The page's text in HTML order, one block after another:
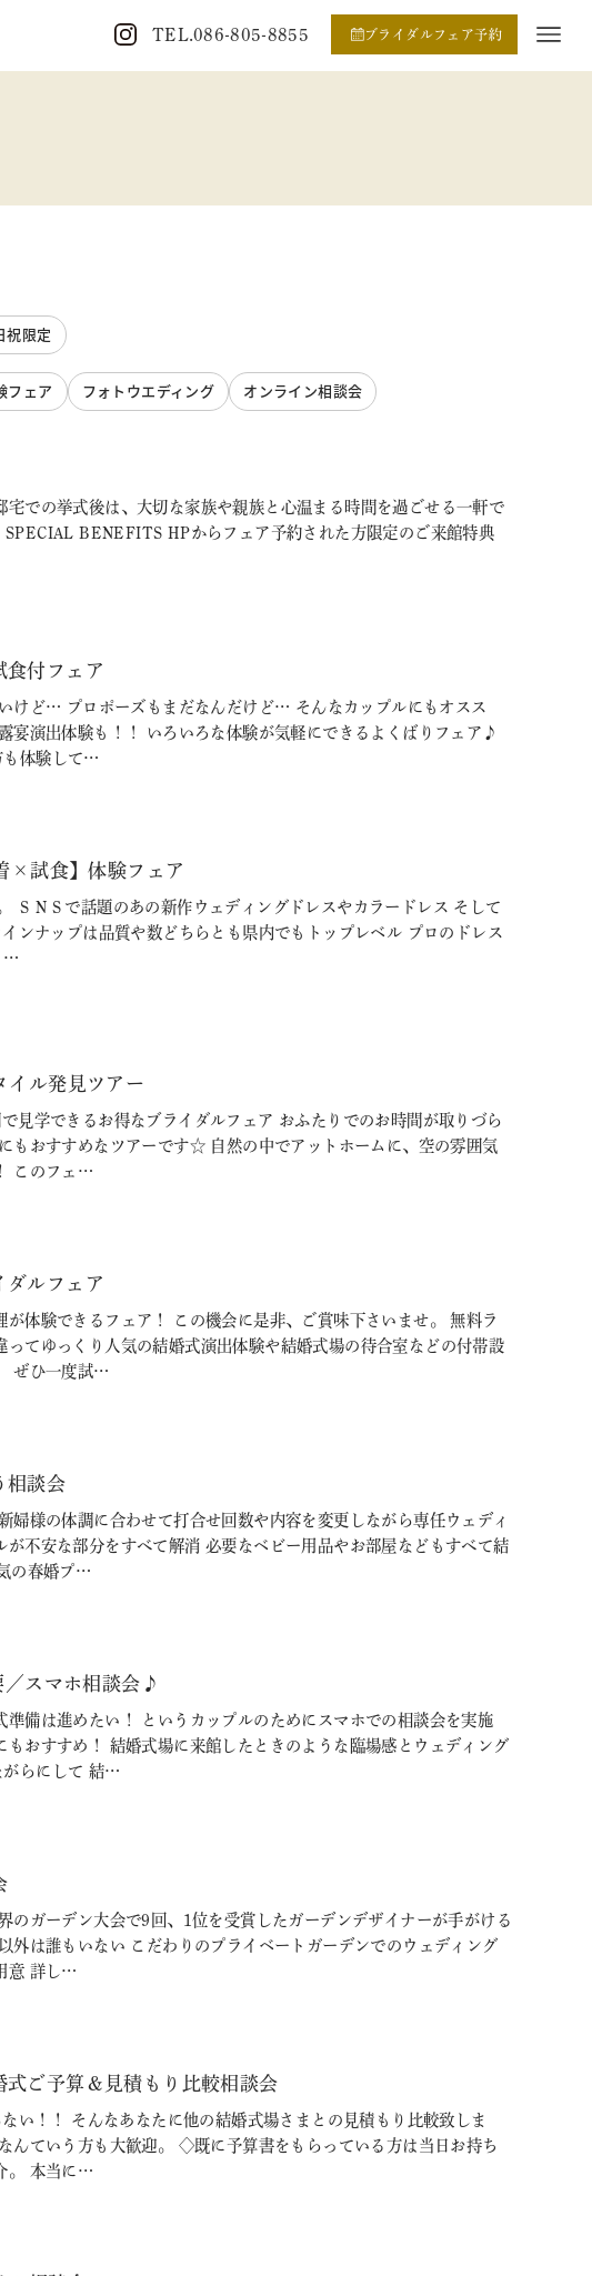
TEL.086-805-8855 ブライダルフェア予約
祝限定
フェア フォトウエディング オンライン相談会
での挙式後は、大切な家族や親族と心温まる時間を過ごせる一軒で
BENEFITS HPからフェア予約された方限定のご来館特典
食付フェア
けど… プロポーズもまだなんだけど… そんなカップルにもオスス
宴演出体験も！！ いろいろな体験が気軽にできるよくばりフェア♪
も体験して…
×試食】体験フェア
ＮＳで話題のあの新作ウェディングドレスやカラードレス そして
ンナップは品質や数どちらとも県内でもトップレベル プロのドレス
…
イル発見ツアー
見学できるお得なブライダルフェア おふたりでのお時間が取りづら
もおすすめなツアーです☆ 自然の中でアットホームに、空の雰囲気
このフェ…
ダルフェア
体験できるフェア！ この機会に是非、ご賞味下さいませ。 無料ラ
てゆっくり人気の結婚式演出体験や結婚式場の待合室などの付帯設
ぜひ一度試…
相談会
様の体調に合わせて打合せ回数や内容を変更しながら専任ウェディ
不安な部分をすべて解消 必要なベビー用品やお部屋などもすべて結
の春婚プ…
／スマホ相談会♪
備は進めたい！ というカップルのためにスマホでの相談会を実施
おすすめ！ 結婚式場に来館したときのような臨場感とウェディング
がらにして 結…
ガーデン大会で9回、1位を受賞したガーデンデザイナーが手がける
は誰もいない こだわりのプライベートガーデンでのウェディング
意 詳し…
ご予算＆見積もり比較相談会
！！ そんなあなたに他の結婚式場さまとの見積もり比較致しま
んていう方も大歓迎。 ◇既に予算書をもらっている方は当日お持ち
。 本当に…